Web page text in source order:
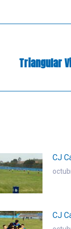
PublicaciónTriangular
CJ
CJ